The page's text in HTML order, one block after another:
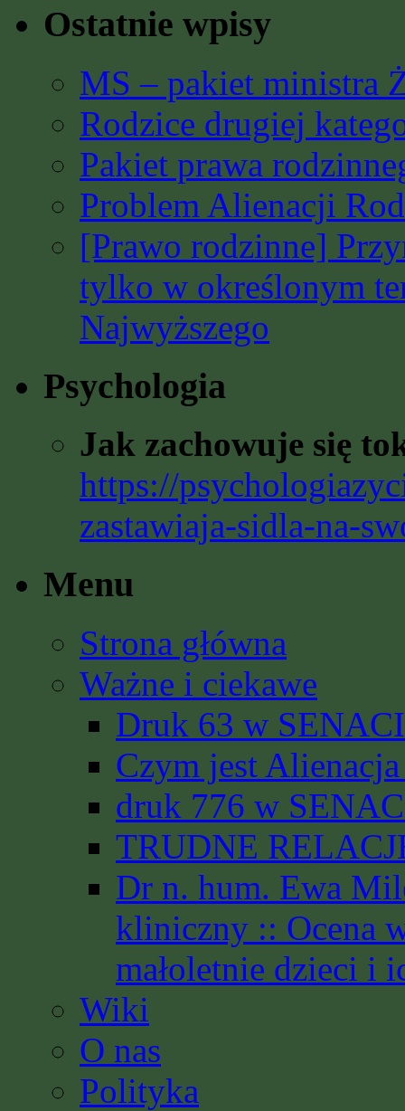
Ostatnie wpisy
MS – pakiet ministra
Rodzice drugiej
Pakiet prawa
Problem Alienacji
[Prawo rodzinne]
tylko w określonym
Najwyższego
Psychologia
Jak zachowuje się
https://
zastawiaja-sidla-na-
Menu
Strona główna
Ważne i ciekawe
Druk 63 w
Czym jest
druk 776 w
TRUDNE
Dr n. hum. Ewa
kliniczny :: Ocena
małoletnie dzieci i
Wiki
O nas
Polityka